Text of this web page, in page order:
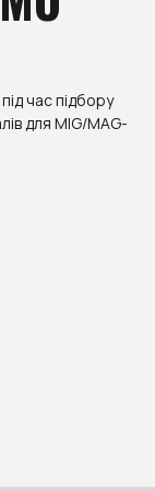
час підбору
для MIG/MAG-